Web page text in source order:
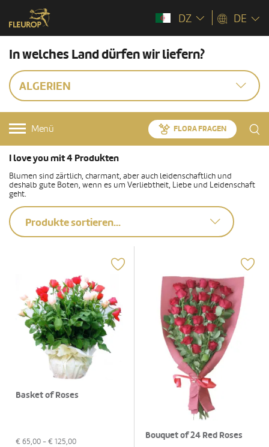
DZ DE
In welches Land dürfen wir liefern?
ALGERIEN
Menü FLORA FRAGEN
I love you mit 4 Produkten
Blumen sind zärtlich, charmant, aber auch leidenschaftlich und
deshalb gute Boten, wenn es um Verliebtheit, Liebe und Leidenschaft
geht.
Produkte sortieren...
Basket of Roses
€ 65,00 - € 125,00
Bouquet of 24 Red Roses